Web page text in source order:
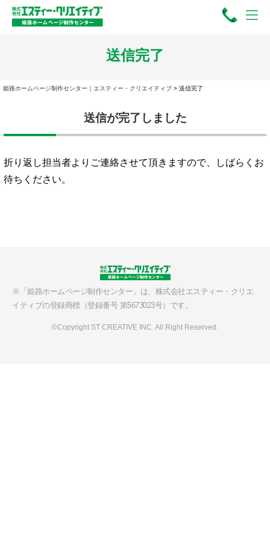
送信完了
姫路ホームページ制作センター｜エスティー・クリエイティブ> 送信完了
送信が完了しました
折り返し担当者よりご連絡させて頂きますので、しばらくお
待ちください。
※「姫路ホームページ制作センター」は、 株式会社エスティー・クリエ
イティブの登録商標（登録番号 第5673023号）です。
©Copyright ST CREATIVE INC. All Right Reserved.